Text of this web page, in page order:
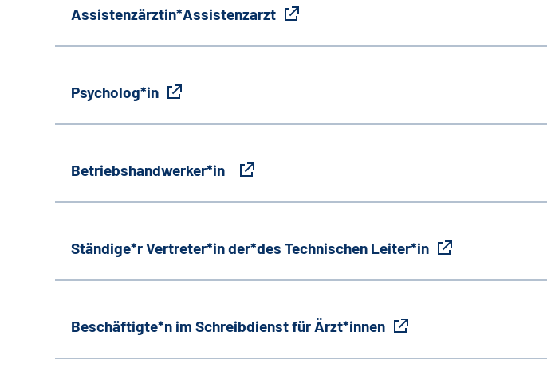
Assistenzärztin*Assistenzarzt
Psycholog*in
Betriebshandwerker*in
Ständige*r Vertreter*in der*des Technischen Leiter*in
Beschäftigte*n im Schreibdienst für Ärzt*innen